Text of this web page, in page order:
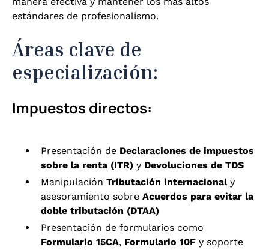
estándares de profesionalismo.
Áreas clave de
especialización:
Impuestos directos:
Presentación de Declaraciones de impuestos
sobre la renta (ITR) y Devoluciones de TDS
Manipulación Tributación internacionaly
asesoramiento sobre Acuerdos para evitar la
doble tributación (DTAA)
Presentación de formularios como
Formulario 15CA, Formulario 10F y soporte